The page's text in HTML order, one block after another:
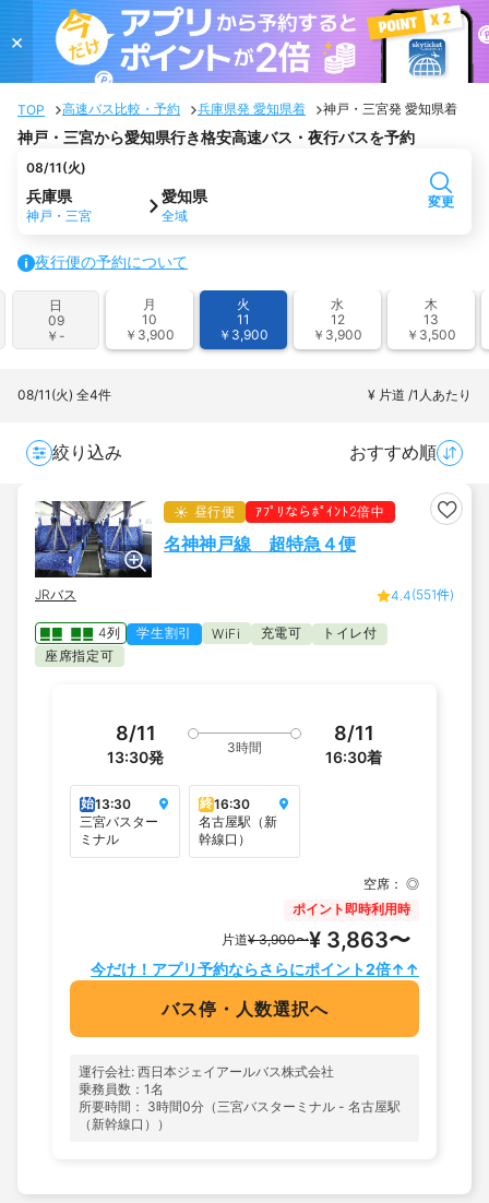
×
TOP 高速バス比較・予約 兵庫県発 愛知県着 神戸・三宮発 愛知県着
神戸・三宮から愛知県行き格安高速バス・夜行バスを予約
08/11(火)
兵庫県
神戸・三宮
愛知県
全域
変更
夜行便の予約について
日
09
￥-
月
10
￥3,900
火
11
￥3,900
水
12
￥3,900
木
13
￥3,500
08/11(火) 全4件 ¥ 片道 /1人あたり
絞り込み おすすめ順
昼行便 ｱﾌﾟﾘならﾎﾟｲﾝﾄ2倍中
名神神戸線 超特急４便
JRバス 4.4(551件)
4列 学生割引 WiFi 充電可
トイレ付
座席指定可
8/11
13:30発
3時間
8/11
16:30着
始13:30
三宮バスター
ミナル
終16:30
名古屋駅（新
幹線口）
空席： ◎
ポイント即時利用時
片道¥ 3,900〜¥ 3,863〜
今だけ！アプリ予約ならさらにポイント2倍↑↑
バス停・人数選択へ
運行会社: 西日本ジェイアールバス株式会社
乗務員数：1名
所要時間： 3時間0分（三宮バスターミナル - 名古屋駅
（新幹線口））